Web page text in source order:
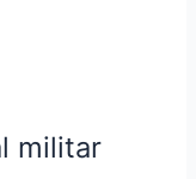
militar